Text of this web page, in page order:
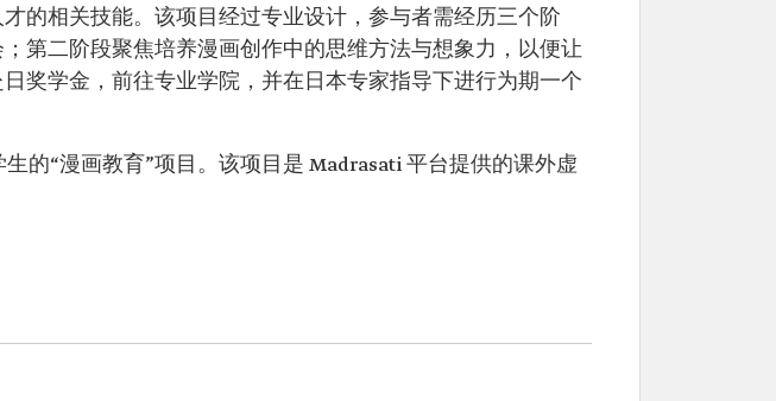
的相关技能。该项目经过专业设计，参与者需经历三个阶
第二阶段聚焦培养漫画创作中的思维方法与想象力，以便让
奖学金，前往专业学院，并在日本专家指导下进行为期一个
的“漫画教育”项目。该项目是 Madrasati 平台提供的课外虚